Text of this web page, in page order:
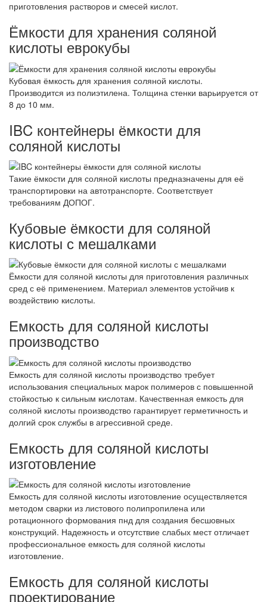
приготовления растворов и смесей кислот.
Ёмкости для хранения соляной
кислоты еврокубы
Кубовая ёмкость для хранения соляной кислоты.
Производится из полиэтилена. Толщина стенки варьируется от
8 до 10 мм.
IBC контейнеры ёмкости для
соляной кислоты
Такие ёмкости для соляной кислоты предназначены для её
транспортировки на автотранспорте. Соответствует
требованиям ДОПОГ.
Кубовые ёмкости для соляной
кислоты с мешалками
Ёмкости для соляной кислоты для приготовления различных
сред с её применением. Материал элементов устойчив к
воздействию кислоты.
Емкость для соляной кислоты
производство
Емкость для соляной кислоты производство требует
использования специальных марок полимеров с повышенной
стойкостью к сильным кислотам. Качественная емкость для
соляной кислоты производство гарантирует герметичность и
долгий срок службы в агрессивной среде.
Емкость для соляной кислоты
изготовление
Емкость для соляной кислоты изготовление осуществляется
методом сварки из листового полипропилена или
ротационного формования пнд для создания бесшовных
конструкций. Надежность и отсутствие слабых мест отличает
профессиональное емкость для соляной кислоты
изготовление.
Емкость для соляной кислоты
проектирование